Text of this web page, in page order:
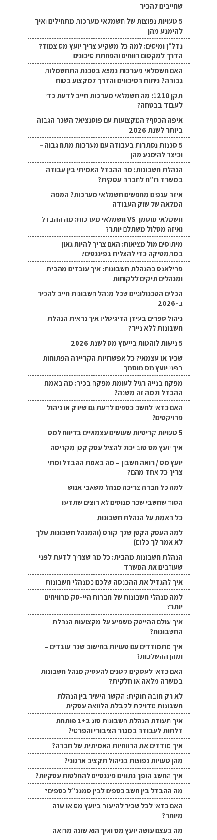
שחייבים להכיר
5 טעויות נפוצות של חשמלאי מערכות מתחילים ואיך
להימנע מהן
נדל”ן ומיסים: למה כל משקיע צריך יועץ מס צמוד?
הדרך למקסום רווחים והפחתת סיכונים
האם חשמלאי מערכות נמצא בסכנת התחשמלות
גבוהה? ניתוח הסיכונים והדרך למקצוע בטוח
תקן 1210: מה חשמלאי מערכות חייב לדעת כדי
לעבוד בבטחה?
איפה הכסף? המקצועות עם פוטנציאל השכר הגבוה
ביותר לשנת 2026
5 סכנות נסתרות בעבודה עם מערכות מתח גבוה –
וכיצד להימנע מהן
הנהלת חשבונות: מה ההבדל האמיתי בין עבודה
במשרד רו”ח לחברה עסקית?
איזה ענפים מחפשים חשמלאי מערכות? המפה
המלאה של שוק העבודה
חשמלאי מוסמך VS חשמלאי מערכות: מה ההבדל
ואיזה מסלול משתלם יותר?
מיתוסים מול מציאות: האם צריך להיות גאון
במתמטיקה כדי להצליח בפיננסים?
פרילאנס בהנהלת חשבונות: איך עובדים מהבית
ומנהלים תיקים ללקוחות
הכלים הטכנולוגיים שכל מנהל חשבונות חייב להכיר
ב-2026
ניהול ספרים בעידן הדיגיטלי: איך נראית הנהלת
חשבונות ללא נייר?
5 נישות לוהטות בייעוץ מס לשנת 2026
שכיר או עצמאי? כל אפשרויות הקריירה הפתוחות
בפני יועץ מס מוסמך
מפקח בנייה רגיל לעומת מפקח בכיר: מה באמת
ההבדל ולמה זה משנה?
האם כדאי לחשב כספים לדעת גם שיווק או ניהול
פרויקטים?
5 טעויות קריטיות שעושים עצמאיים בדיווח למס
איך יועץ מס טוב יכול להציל עסק קטן מקריסה
יועץ מס / רואה חשבון – מה באמת ההבדל ומתי
צריך כל אחד מהם?
למה כל חברה צריכה מנהל משאבי אנוש
הסוד שחשבי שכר מנוסים לא רוצים שתדעו
כל האמת על הנהלת חשבונות
למה העסק הקטן שלך קורס (והמנהל חשבונות שלך
לא אמר לך כלום)
הנהלת חשבונות מהבית: כל מה שצריך לדעת לפני
שעוזבים את המשרד
איך להגדיל את ההכנסה שלכם כמנהלי חשבונות
למה מנהלי חשבונות של חברות היי-טק מרוויחים
יותר?
איך עולם ההייטק משפיע על מקצועות הנהלת
החשבונות?
איך מתמודדים עם טעויות בחישוב שכר עובדים –
ומהן ההשלכות?
האם כדאי לעסקים קטנים להעסיק מנהל חשבונות
במשרה מלאה או חלקית?
לא רק חובה חוקית: הקשר הישיר בין הנהלת
חשבונות מדויקת לקבלת הלוואה עסקית
איך תעודת הנהלת חשבונות סוג 1+2 פותחת
דלתות לעבודה במגזר הציבורי והפרטי?
איך מודדים את הרווחיות האמיתית של חברה?
מהן טעויות נפוצות בניהול תקציב ארגוני?
איך החשב הופך נתונים פיננסיים להחלטות עסקיות?
מה ההבדל בין חשב כספים לבין סמנכ”ל כספים?
האם כדאי לכל שכיר להיעזר ביועץ מס או שזה
מיותר?
מה בעצם עושה יועץ מס ואיך הוא שונה מרואה